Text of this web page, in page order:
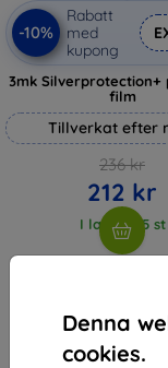
Denna
cookies.
-10%
Rabatt
med
kupong
3mk Silverprotection+
film
Tillverkat efter
236 kr
212 kr
I lager > 5 st
av totalt4.